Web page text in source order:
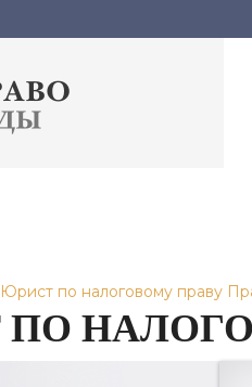
Юрист по налоговому праву